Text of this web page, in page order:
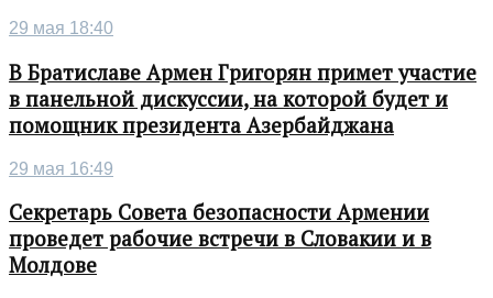
29 мая 18:40
В Братиславе Армен Григорян примет участие
в панельной дискуссии, на которой будет и
помощник президента Азербайджана
29 мая 16:49
Секретарь Совета безопасности Армении
проведет рабочие встречи в Словакии и в
Молдове